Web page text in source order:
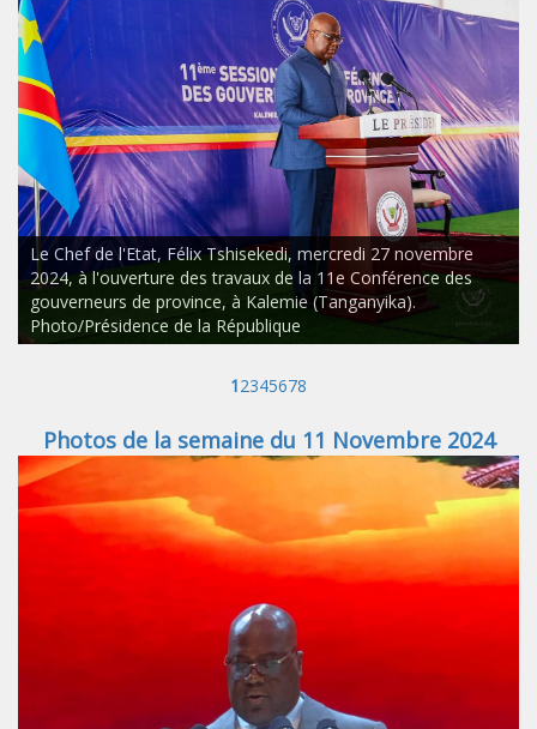
Le Chef de l'Etat, Félix Tshisekedi, mercredi 27 novembre
2024, à l'ouverture des travaux de la 11e Conférence des
gouverneurs de province, à Kalemie (Tanganyika).
Photo/Présidence de la République
12345678
Photos de la semaine du 11 Novembre 2024